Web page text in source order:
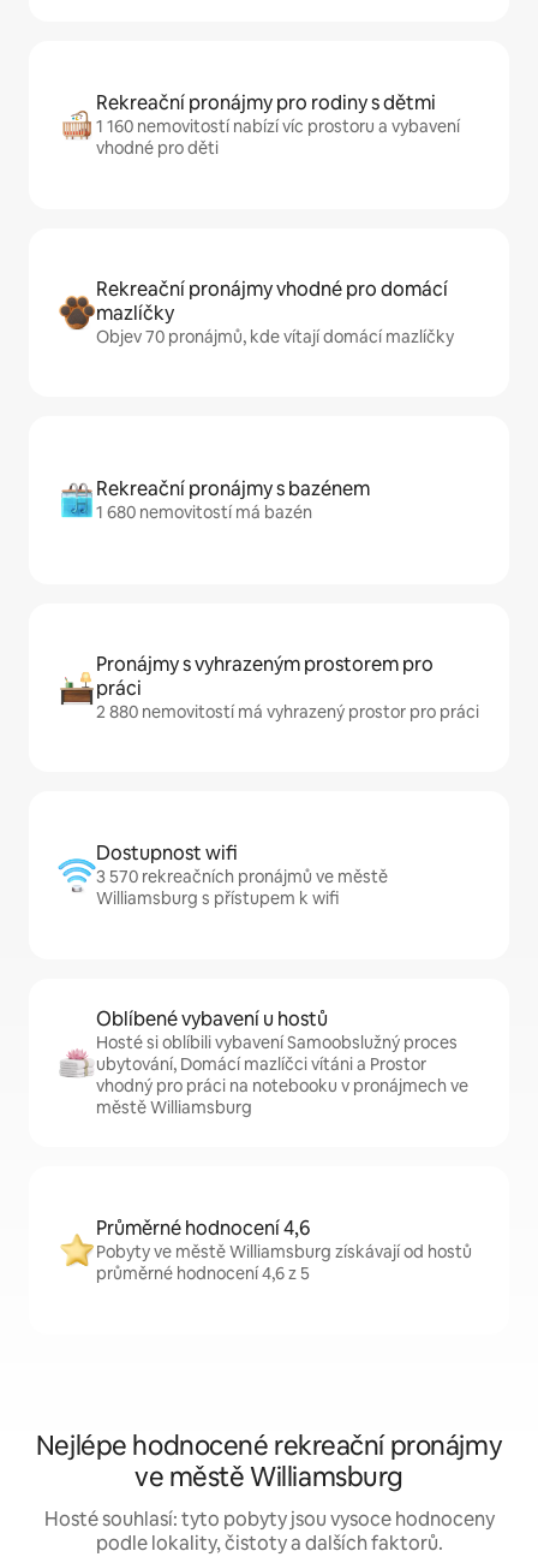
Rekreační pronájmy pro rodiny s dětmi
1 160 nemovitostí nabízí víc prostoru a vybavení
vhodné pro děti
Rekreační pronájmy vhodné pro domácí
mazlíčky
Objev 70 pronájmů, kde vítají domácí mazlíčky
Rekreační pronájmy s bazénem
1 680 nemovitostí má bazén
Pronájmy s vyhrazeným prostorem pro
práci
2 880 nemovitostí má vyhrazený prostor pro práci
Dostupnost wifi
3 570 rekreačních pronájmů ve městě
Williamsburg s přístupem k wifi
Oblíbené vybavení u hostů
Hosté si oblíbili vybavení Samoobslužný proces
ubytování, Domácí mazlíčci vítáni a Prostor
vhodný pro práci na notebooku v pronájmech ve
městě Williamsburg
Průměrné hodnocení 4,6
Pobyty ve městě Williamsburg získávají od hostů
průměrné hodnocení 4,6 z 5
Nejlépe hodnocené rekreační pronájmy
ve městě Williamsburg
Hosté souhlasí: tyto pobyty jsou vysoce hodnoceny
podle lokality, čistoty a dalších faktorů.